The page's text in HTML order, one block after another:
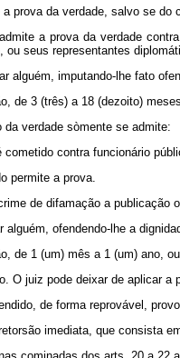
da verdade, salvo se do
a prova da verdade contra o
ou seus representantes
imputando-lhe fato
3 (três) a 18 (dezoito)
verdade sòmente se admite:
contra funcionário
a prova.
de difamação a publicação ou
ofendendo-lhe a
1 (um) mês a 1 (um) ano, ou
juiz pode deixar de aplicar a
de forma reprovável,
imediata, que consista